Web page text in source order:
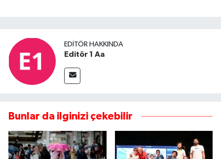
EDITÖR HAKKINDA
Editör 1 Aa
Bunlar da ilginizi çekebilir